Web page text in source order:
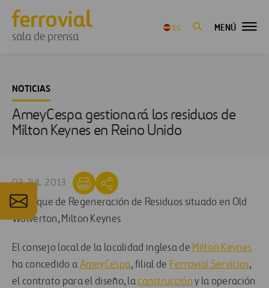
sala de prensa
ES MENÚ
NOTICIAS
AmeyCespa gestionará los residuos de
Milton Keynes en Reino Unido
03 JUL 2013
El consejo local de la localidad inglesa de Milton Keynes
ha concedido a AmeyCespa, filial de Ferrovial Servicios,
el contrato para el diseño, laconstrucción y la operación